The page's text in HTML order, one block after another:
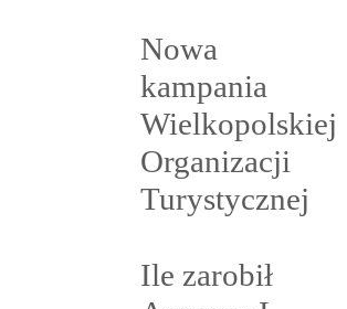
Nowa
kampania
Wielkopolskiej
Organizacji
Turystycznej
Ile zarobił